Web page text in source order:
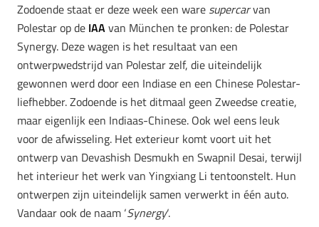
Zodoende staat er deze week een ware supercarvan
Polestar op de IAAvan München te pronken: de Polestar
Synergy. Deze wagen is het resultaat van een
ontwerpwedstrijd van Polestar zelf, die uiteindelijk
gewonnen werd door een Indiase en een Chinese Polestar-
liefhebber. Zodoende is het ditmaal geen Zweedse creatie,
maar eigenlijk een Indiaas-Chinese. Ook wel eens leuk
voor de afwisseling. Het exterieur komt voort uit het
ontwerp van Devashish Desmukh en Swapnil Desai, terwijl
het interieur het werk van Yingxiang Li tentoonstelt. Hun
ontwerpen zijn uiteindelijk samen verwerkt in één auto.
Vandaar ook de naam ‘Synergy‘.